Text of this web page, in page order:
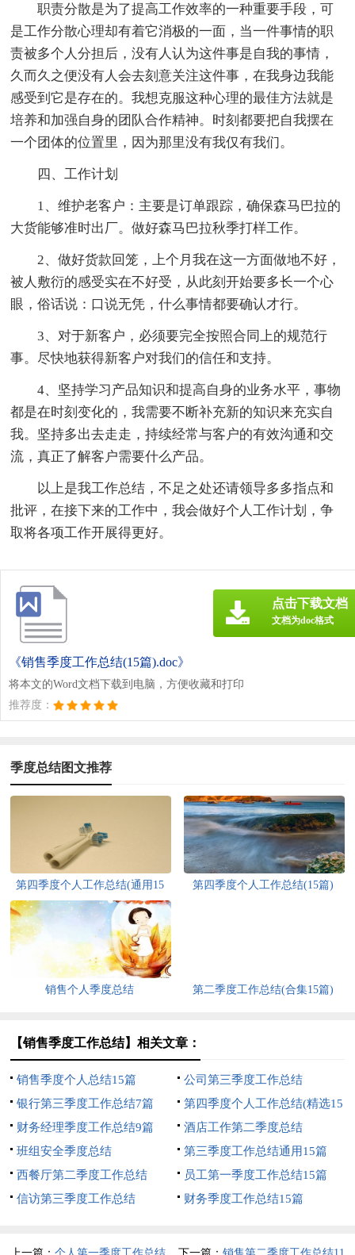
职责分散是为了提高工作效率的一种重要手段，可
是工作分散心理却有着它消极的一面，当一件事情的职
责被多个人分担后，没有人认为这件事是自我的事情，
久而久之便没有人会去刻意关注这件事，在我身边我能
感受到它是存在的。我想克服这种心理的最佳方法就是
培养和加强自身的团队合作精神。时刻都要把自我摆在
一个团体的位置里，因为那里没有我仅有我们。
四、工作计划
1、维护老客户：主要是订单跟踪，确保森马巴拉的
大货能够准时出厂。做好森马巴拉秋季打样工作。
2、做好货款回笼，上个月我在这一方面做地不好，
被人敷衍的感受实在不好受，从此刻开始要多长一个心
眼，俗话说：口说无凭，什么事情都要确认才行。
3、对于新客户，必须要完全按照合同上的规范行
事。尽快地获得新客户对我们的信任和支持。
4、坚持学习产品知识和提高自身的业务水平，事物
都是在时刻变化的，我需要不断补充新的知识来充实自
我。坚持多出去走走，持续经常与客户的有效沟通和交
流，真正了解客户需要什么产品。
以上是我工作总结，不足之处还请领导多多指点和
批评，在接下来的工作中，我会做好个人工作计划，争
取将各项工作开展得更好。
《销售季度工作总结(15篇).doc》
将本文的Word文档下载到电脑，方便收藏和打印
推荐度：
点击下载文档
文档为doc格式
季度总结图文推荐
第四季度个人工作总结(通用15
篇)
第四季度个人工作总结(15篇)
销售个人季度总结 第二季度工作总结(合集15篇)
【销售季度工作总结】相关文章：
销售季度个人总结15篇
公司第三季度工作总结
银行第三季度工作总结7篇
第四季度个人工作总结(精选15
篇)
财务经理季度工作总结9篇
酒店工作第二季度总结
班组安全季度总结
第三季度工作总结通用15篇
西餐厅第二季度工作总结
员工第一季度工作总结15篇
信访第三季度工作总结
财务季度工作总结15篇